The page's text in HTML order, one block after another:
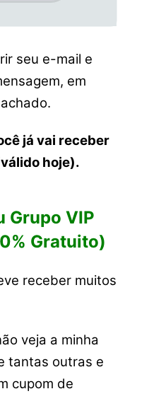
seu e-mail e
em
já vai receber
hoje).
Grupo VIP
Gratuito)
receber muitos
veja a minha
tantas outras e
cupom de